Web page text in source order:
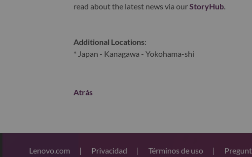
read about the latest news via ourStoryHub.
Additional Locations:
* Japan - Kanagawa - Yokohama-shi
Atrás
Lenovo.com | Privacidad | Términos de uso |